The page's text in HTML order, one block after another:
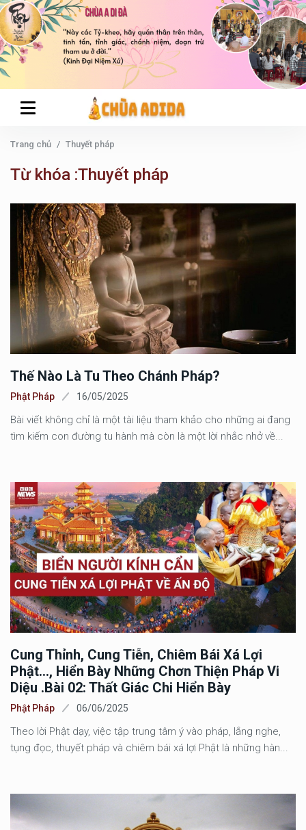
Trang chủ Thuyết pháp
Từ khóa :Thuyết pháp
Thế Nào Là Tu Theo Chánh Pháp?
Phật Pháp 16/05/2025
Bài viết không chỉ là một tài liệu tham khảo cho những ai đang
tìm kiếm con đường tu hành mà còn là một lời nhắc nhở về...
Cung Thỉnh, Cung Tiễn, Chiêm Bái Xá Lợi
Phật..., Hiển Bày Những Chơn Thiện Pháp Vi
Diệu .Bài 02: Thất Giác Chi Hiển Bày
Phật Pháp 06/06/2025
Theo lời Phật dạy, việc tập trung tâm ý vào pháp, lắng nghe,
tụng đọc, thuyết pháp và chiêm bái xá lợi Phật là những hàn...